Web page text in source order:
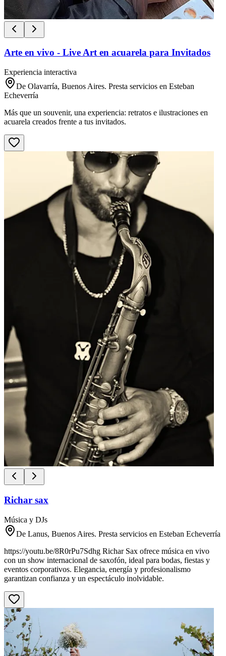
Arte en vivo - Live Art en acuarela para Invitados
Experiencia interactiva
De Olavarría, Buenos Aires. Presta servicios en Esteban
Echeverría
Más que un souvenir, una experiencia: retratos e ilustraciones en
acuarela creados frente a tus invitados.
Richar sax
Música y DJs
De Lanus, Buenos Aires. Presta servicios en Esteban Echeverría
https://youtu.be/8R0rPu7Sdhg Richar Sax ofrece música en vivo
con un show internacional de saxofón, ideal para bodas, fiestas y
eventos corporativos. Elegancia, energía y profesionalismo
garantizan confianza y un espectáculo inolvidable.